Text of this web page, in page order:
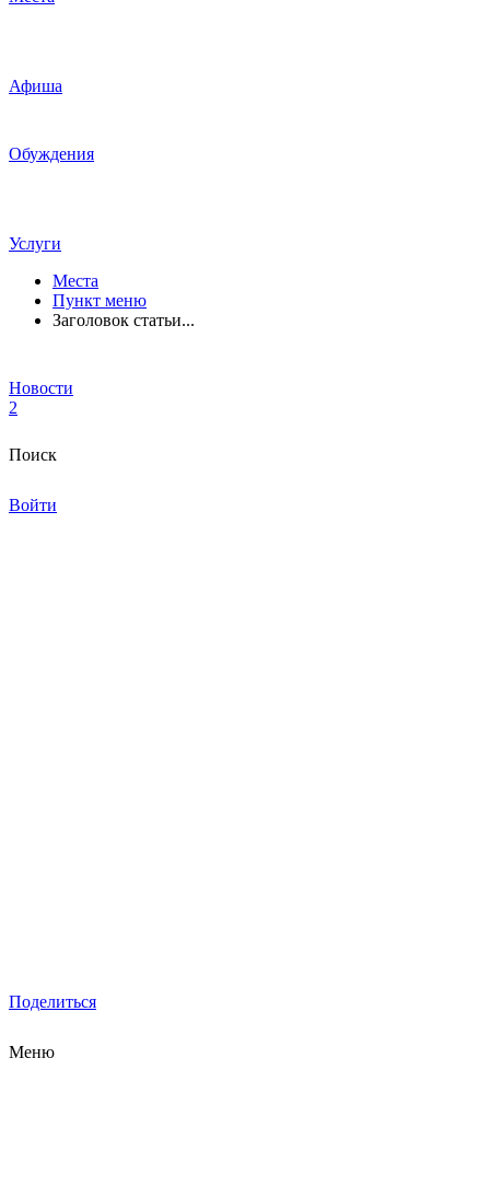
Афиша
Обуждения
Услуги
Места
Пункт меню
Заголовок статьи...
Новости
2
Поиск
Войти
Поделиться
Меню